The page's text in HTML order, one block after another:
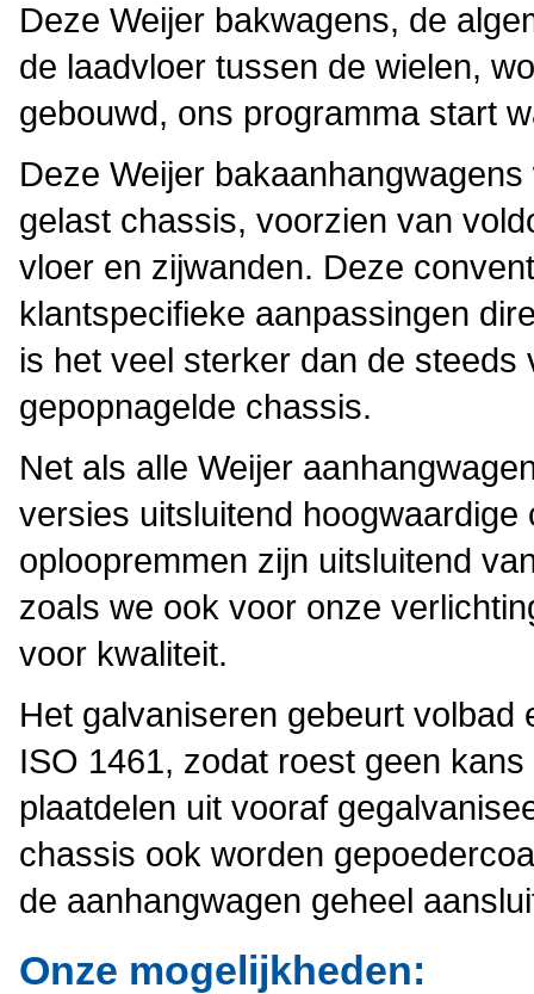
Deze Weijer bakwagens, de
de laadvloer tussen de wielen,
gebouwd, ons programma start
Deze Weijer
gelast chassis, voorzien van
vloer en zijwanden. Deze
klantspecifieke aanpassingen
is het veel sterker dan de
gepopnagelde chassis.
Net als alle Weijer
versies uitsluitend
oploopremmen zijn uitsluitend
zoals we ook voor onze
voor kwaliteit.
Het galvaniseren gebeurt volbad
ISO 1461, zodat roest geen
plaatdelen uit vooraf
chassis ook worden
de aanhangwagen geheel
Onze mogelijkheden: